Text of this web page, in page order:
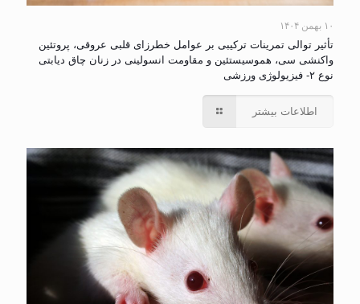
۱۰ بهمن ۱۴۰۴
تأثیر توالی تمرینات ترکیبی بر عوامل خطرزای قلبی عروقی، پروتئین
واکنشی سی، هموسیستئین و مقاومت انسولینی در زنان چاق دیابتی
نوع ۲- فیزیولوژی ورزشی
اطلاعات بیشتر